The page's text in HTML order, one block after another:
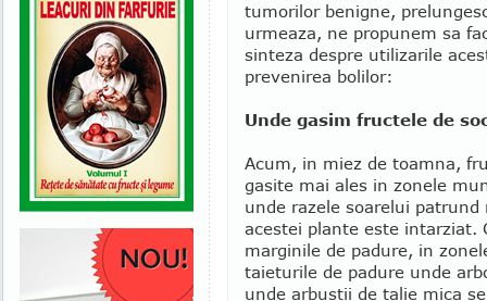
tumorilor benigne,
urmeaza, ne propunem sa
sinteza despre utilizarile
prevenirea bolilor:
Unde gasim fructele de
Acum, in miez de toamna,
gasite mai ales in zonele
unde razele soarelui
acestei plante este intarziat.
marginile de padure, in
taieturile de padure unde
unde arbustii de talie mica